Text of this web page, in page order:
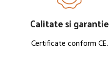
Calitate si garantie
Certificate conform CE.